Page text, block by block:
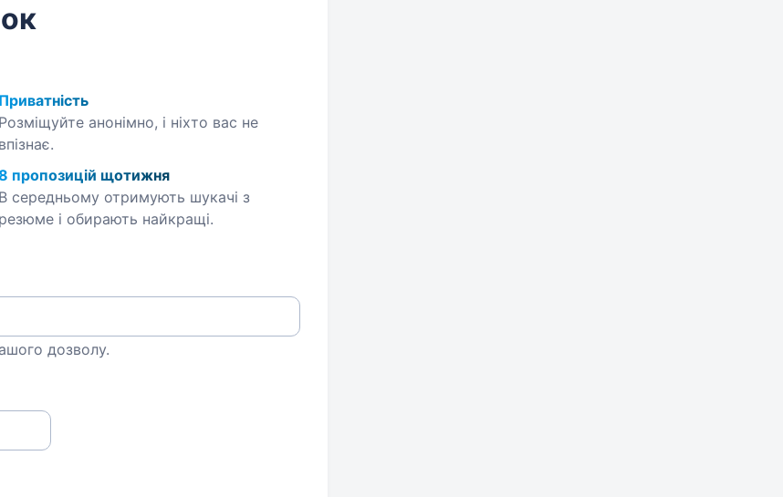
Приватність
Розміщуйте анонімно, і ніхто вас не
впізнає.
пропозицій щотижня
В середньому отримують шукачі з
резюме і обирають найкращі.
дозволу.